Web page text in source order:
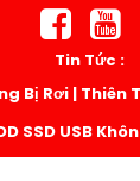
Tin Tức :
Bị Rơi |
SSD USB